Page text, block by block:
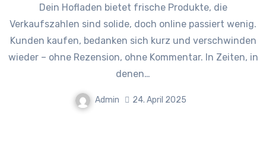
Dein Hofladen bietet frische Produkte, die
Verkaufszahlen sind solide, doch online passiert wenig.
Kunden kaufen, bedanken sich kurz und verschwinden
wieder – ohne Rezension, ohne Kommentar. In Zeiten, in
denen…
Admin 24. April 2025